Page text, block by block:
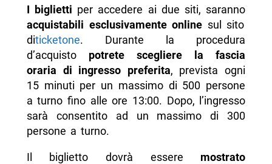
I biglietti per accedere ai due siti, saranno
acquistabili esclusivamente online sul sito
diticketone. Durante la procedura
d’acquisto potrete scegliere la fascia
oraria di ingresso preferita, prevista ogni
15 minuti per un massimo di 500 persone
a turno fino alle ore 13:00. Dopo, l’ingresso
sarà consentito ad un massimo di 300
persone a turno.
Il biglietto dovrà essere mostrato